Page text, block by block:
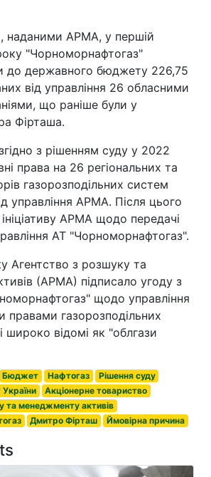
наданими АРМА, у першій
"Чорноморнафтогаз"
до державного бюджету 226,75
від управління 26 обласними
що раніше були у
Фірташа.
з рішенням суду у 2022
права на 26 регіональних та
газорозподільних систем
управління АРМА. Після цього
АРМА щодо передачі
АТ "Чорноморнафтогаз".
Агентство з розшуку та
(АРМА) підписало угоду з
щодо управління
правами газорозподільних
широко відомі як "облгази
Бюджет Нафтогаз
Рішення суду
Акціонерне товариство
та менеджменту активів
Дмитро Фірташ Ймовірна причина